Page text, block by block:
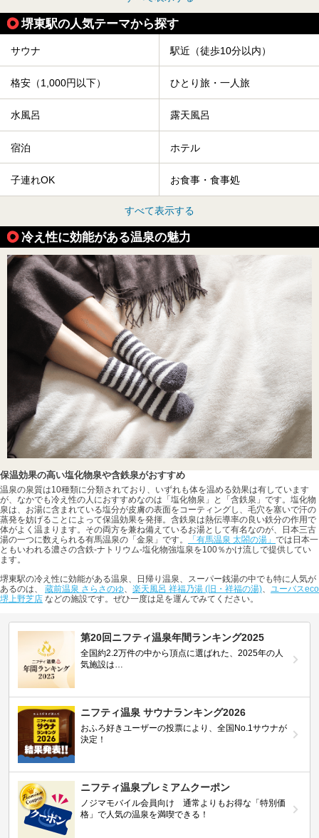
堺東駅の人気テーマから探す
サウナ 駅近（徒歩10分以内）
格安（1,000円以下） ひとり旅・一人旅
水風呂 露天風呂
宿泊 ホテル
子連れOK お食事・食事処
すべて表示する
冷え性に効能がある温泉の魅力
保温効果の高い塩化物泉や含鉄泉がおすすめ
温泉の泉質は10種類に分類されており、いずれも体を温める効果は有しています
が、なかでも冷え性の人におすすめなのは「塩化物泉」と「含鉄泉」です。塩化物
泉は、お湯に含まれている塩分が皮膚の表面をコーティングし、毛穴を塞いで汗の
蒸発を妨げることによって保温効果を発揮。含鉄泉は熱伝導率の良い鉄分の作用で
体がよく温まります。その両方を兼ね備えているお湯として有名なのが、日本三古
湯の一つに数えられる有馬温泉の「金泉」です。
「有馬温泉 太閤の湯」 では日本一
ともいわれる濃さの含鉄-ナトリウム-塩化物強塩泉を100％かけ流しで提供してい
ます。
堺東駅の冷え性に効能がある温泉、日帰り温泉、スーパー銭湯の中でも特に人気が
あるのは、 蔵前温泉 さらさのゆ、 楽天風呂 祥福乃湯 (旧・祥福の湯)、 ユーバスeco
堺上野芝店 などの施設です。ぜひ一度は足を運んでみてください。
第20回ニフティ温泉年間ランキング2025
全国約2.2万件の中から頂点に選ばれた、2025年の人
気施設は…
ニフティ温泉 サウナランキング2026
おふろ好きユーザーの投票により、全国No.1サウナが
決定！
ニフティ温泉プレミアムクーポン
ノジマモバイル会員向け 通常よりもお得な「特別価
格」で人気の温泉を満喫できる！